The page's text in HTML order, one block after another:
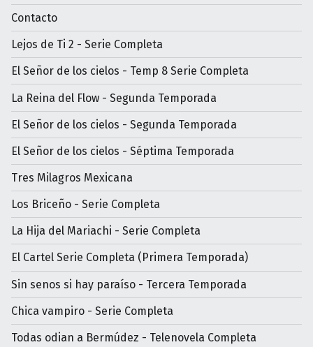
Contacto
Lejos de Ti 2 - Serie Completa
El Señor de los cielos - Temp 8 Serie Completa
La Reina del Flow - Segunda Temporada
El Señor de los cielos - Segunda Temporada
El Señor de los cielos - Séptima Temporada
Tres Milagros Mexicana
Los Briceño - Serie Completa
La Hija del Mariachi - Serie Completa
El Cartel Serie Completa (Primera Temporada)
Sin senos si hay paraíso - Tercera Temporada
Chica vampiro - Serie Completa
Todas odian a Bermúdez - Telenovela Completa